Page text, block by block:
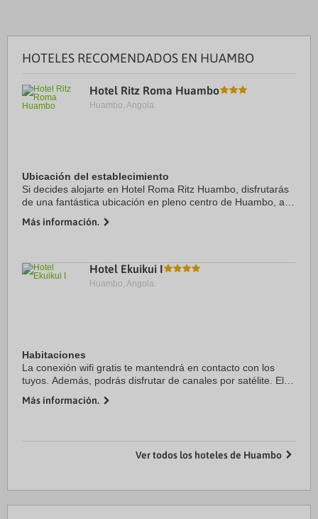
HOTELES RECOMENDADOS EN HUAMBO
Hotel Ritz Roma Huambo
Huambo, Angola.
Ubicación del establecimiento
Si decides alojarte en Hotel Roma Ritz Huambo, disfrutarás
de una fantástica ubicación en pleno centro de Huambo, a
Agostinho Neto y Parque cultural y de ...
Más información.
Hotel Ekuikui I
Huambo, Angola.
Habitaciones
La conexión wifi gratis te mantendrá en contacto con los
tuyos. Además, podrás disfrutar de canales por satélite. El
de higiene personal gratuitos y secadores de ...
Más información.
Ver todos los hoteles de Huambo